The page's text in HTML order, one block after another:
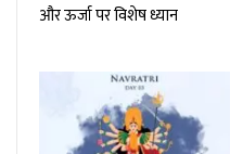
और ऊर्जा पर विशेष ध्यान